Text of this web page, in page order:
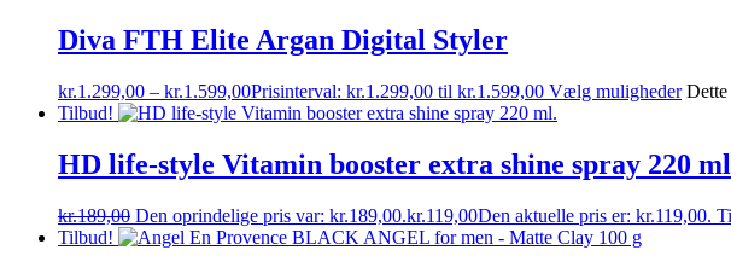
Diva FTH Elite Argan Digital Styler
kr.1.299,00 – kr.1.599,00Prisinterval: kr.1.299,00 til kr.1.599,00 Vælg muligheder
Tilbud!
HD life-style Vitamin booster extra shine spray 220
kr.189,00 Den oprindelige pris var: kr.189,00.kr.119,00Den aktuelle pris er: kr.119,00.
Tilbud!